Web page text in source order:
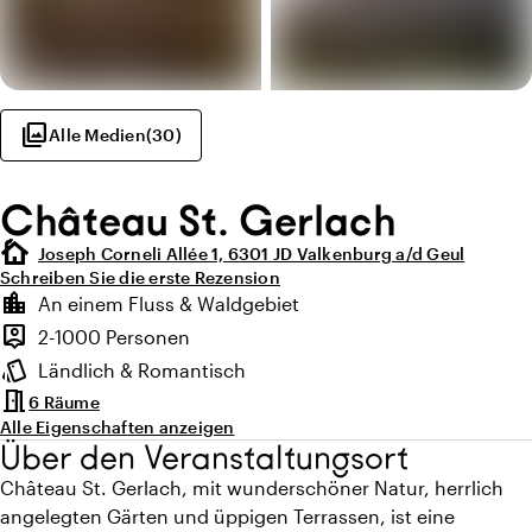
photo_libraryAlle Medien(30)
Château St. Gerlach
cottage Joseph Corneli Allée 1, 6301 JD Valkenburg a/d Geul
Schreiben Sie die erste Rezension
Highlights
location_city
Lage und Umgebung
An einem Fluss & Waldgebiet
person_pin
Kapazität
2-1000 Personen
style
Ambiente
Ländlich & Romantisch
meeting_room6 Räume
Alle Eigenschaften anzeigen
Über den Veranstaltungsort
Château St. Gerlach, mit wunderschöner Natur, herrlich
angelegten Gärten und üppigen Terrassen, ist eine